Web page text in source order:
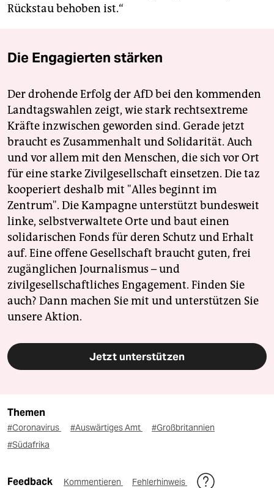
Rückstau behoben ist.“
Die Engagierten stärken
Der drohende Erfolg der AfD bei den kommenden
Landtagswahlen zeigt, wie stark rechtsextreme
Kräfte inzwischen geworden sind. Gerade jetzt
braucht es Zusammenhalt und Solidarität. Auch
und vor allem mit den Menschen, die sich vor Ort
für eine starke Zivilgesellschaft einsetzen. Die taz
kooperiert deshalb mit "Alles beginnt im
Zentrum". Die Kampagne unterstützt bundesweit
linke, selbstverwaltete Orte und baut einen
solidarischen Fonds für deren Schutz und Erhalt
auf. Eine offene Gesellschaft braucht guten, frei
zugänglichen Journalismus – und
zivilgesellschaftliches Engagement. Finden Sie
auch? Dann machen Sie mit und unterstützen Sie
unsere Aktion.
Jetzt unterstützen
Themen
#Coronavirus #Auswärtiges Amt
#Großbritannien
#Südafrika
Feedback Kommentieren Fehlerhinweis